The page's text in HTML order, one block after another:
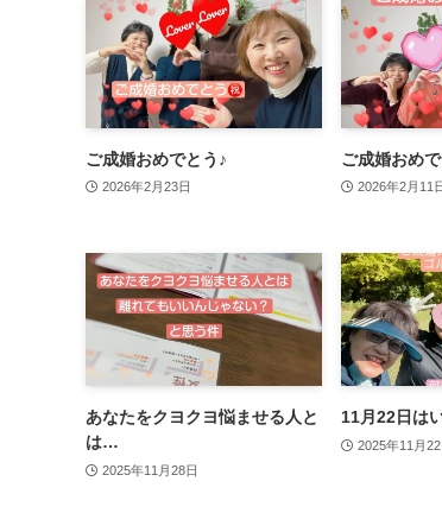
ご成婚おめでとう♪
2026年2月23日
ご成婚おめ
2026年2月11
あなたをクヨクヨ悩ませる人と
は…
2025年11月28日
11月22日は
2025年11月22